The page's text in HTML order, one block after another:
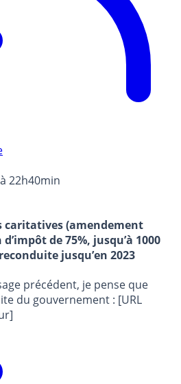
22h40min
caritatives (amendement
de 75%, jusqu’à 1000
jusqu’en 2023
précédent, je pense que
du gouvernement : [URL